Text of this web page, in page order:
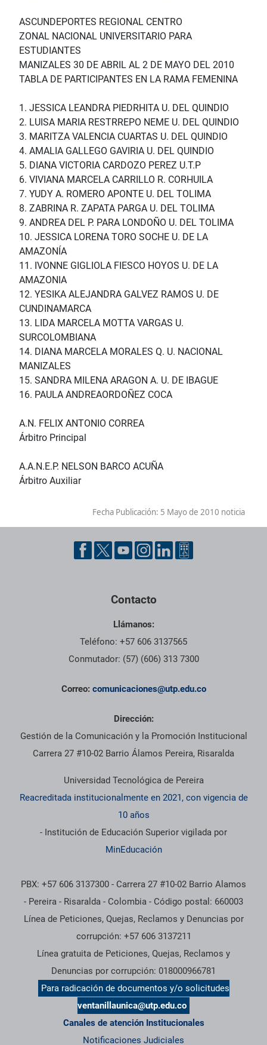
ASCUNDEPORTES REGIONAL CENTRO
ZONAL NACIONAL UNIVERSITARIO PARA
ESTUDIANTES
MANIZALES 30 DE ABRIL AL 2 DE MAYO DEL 2010
TABLA DE PARTICIPANTES EN LA RAMA FEMENINA
1. JESSICA LEANDRA PIEDRHITA U. DEL QUINDIO
2. LUISA MARIA RESTRREPO NEME U. DEL QUINDIO
3. MARITZA VALENCIA CUARTAS U. DEL QUINDIO
4. AMALIA GALLEGO GAVIRIA U. DEL QUINDIO
5. DIANA VICTORIA CARDOZO PEREZ U.T.P
6. VIVIANA MARCELA CARRILLO R. CORHUILA
7. YUDY A. ROMERO APONTE U. DEL TOLIMA
8. ZABRINA R. ZAPATA PARGA U. DEL TOLIMA
9. ANDREA DEL P. PARA LONDOÑO U. DEL TOLIMA
10. JESSICA LORENA TORO SOCHE U. DE LA
AMAZONÍA
11. IVONNE GIGLIOLA FIESCO HOYOS U. DE LA
AMAZONIA
12. YESIKA ALEJANDRA GALVEZ RAMOS U. DE
CUNDINAMARCA
13. LIDA MARCELA MOTTA VARGAS U.
SURCOLOMBIANA
14. DIANA MARCELA MORALES Q. U. NACIONAL
MANIZALES
15. SANDRA MILENA ARAGON A. U. DE IBAGUE
16. PAULA ANDREAORDOÑEZ COCA
A.N. FELIX ANTONIO CORREA
Árbitro Principal
A.A.N.E.P. NELSON BARCO ACUÑA
Árbitro Auxiliar
Fecha Publicación: 5 Mayo de 2010 noticia
Contacto
Llámanos:
Teléfono: +57 606 3137565
Conmutador: (57) (606) 313 7300
Correo: comunicaciones@utp.edu.co
Dirección:
Gestión de la Comunicación y la Promoción Institucional
Carrera 27 #10-02 Barrio Álamos Pereira, Risaralda
Universidad Tecnológica de Pereira
Reacreditada institucionalmente en 2021, con vigencia de
10 años
- Institución de Educación Superior vigilada por
MinEducación
PBX: +57 606 3137300 - Carrera 27 #10-02 Barrio Alamos
- Pereira - Risaralda - Colombia - Código postal: 660003
Línea de Peticiones, Quejas, Reclamos y Denuncias por
corrupción: +57 606 3137211
Línea gratuita de Peticiones, Quejas, Reclamos y
Denuncias por corrupción: 018000966781
Para radicación de documentos y/o solicitudes
ventanillaunica@utp.edu.co
Canales de atención Institucionales
Notificaciones Judiciales